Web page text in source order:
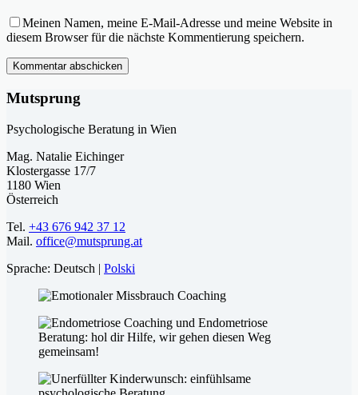
Meinen Namen, meine E-Mail-Adresse und meine Website in
diesem Browser für die nächste Kommentierung speichern.
Kommentar abschicken
Mutsprung
Psychologische Beratung in Wien
Mag. Natalie Eichinger
Klostergasse 17/7
1180 Wien
Österreich
Tel. +43 676 942 37 12
Mail. office@mutsprung.at
Sprache: Deutsch | Polski